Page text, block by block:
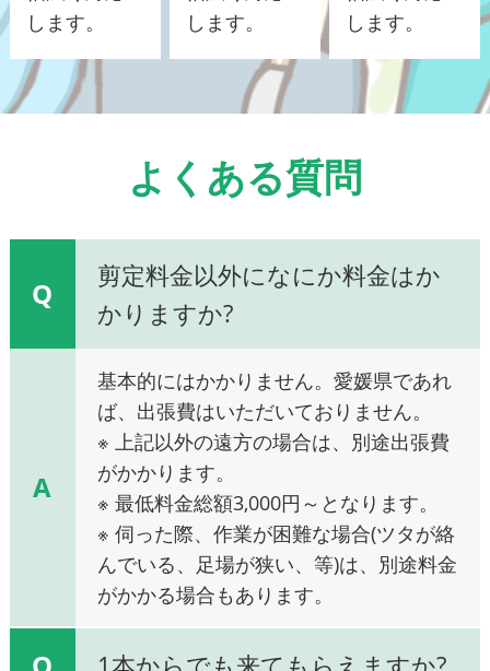
します。
します。
します。
よくある質問
Q
剪定料金以外になにか料金はか
かりますか?
A
基本的にはかかりません。愛媛県であれ
ば、出張費はいただいておりません。
※ 上記以外の遠方の場合は、別途出張費
がかかります。
※ 最低料金総額3,000円～となります。
※ 伺った際、作業が困難な場合(ツタが絡
んでいる、足場が狭い、等)は、別途料金
がかかる場合もあります。
1本からでも来てもらえますか?